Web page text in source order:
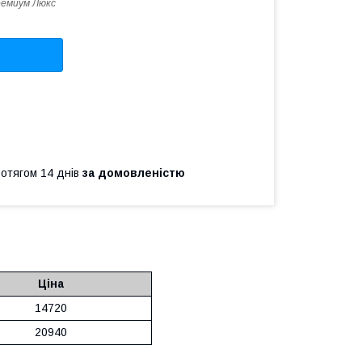
Люкс
14 днів за домовленістю
Ціна
14720
20940